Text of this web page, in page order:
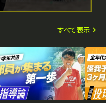
すべて表示